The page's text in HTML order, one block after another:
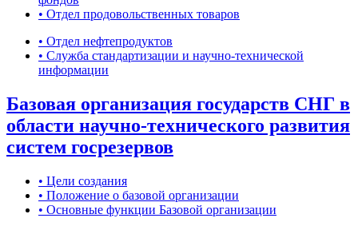
• Отдел продовольственных товаров
• Отдел нефтепродуктов
• Служба стандартизации и научно-технической
информации
Базовая организация государств СНГ в
области научно-технического развития
систем госрезервов
• Цели создания
• Положение о базовой организации
• Основные функции Базовой организации